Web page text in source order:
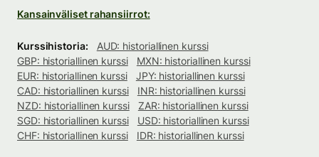
Kansainväliset rahansiirrot:
Kurssihistoria:
AUD: historiallinen kurssi
GBP: historiallinen kurssi
MXN: historiallinen kurssi
EUR: historiallinen kurssi
JPY: historiallinen kurssi
CAD: historiallinen kurssi
INR: historiallinen kurssi
NZD: historiallinen kurssi
ZAR: historiallinen kurssi
SGD: historiallinen kurssi
USD: historiallinen kurssi
CHF: historiallinen kurssi
IDR: historiallinen kurssi